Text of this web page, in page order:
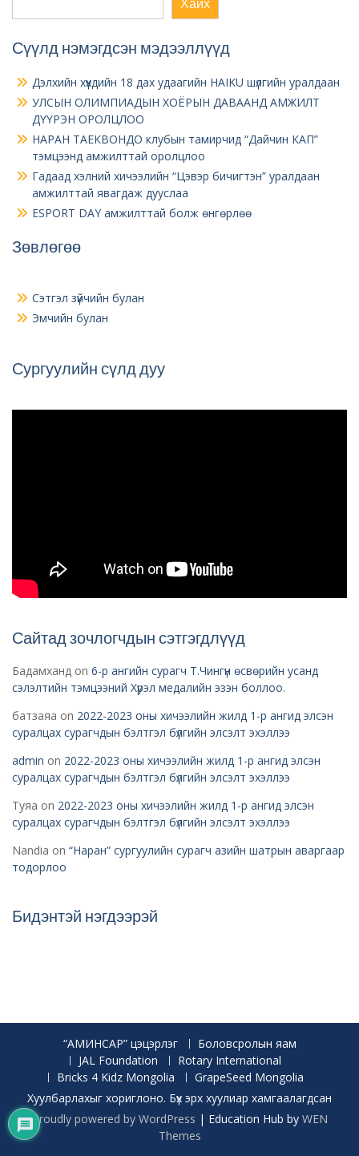
Хайх
Сүүлд нэмэгдсэн мэдээллүүд
Дэлхийн хүүхдийн 18 дах удаагийн HAIKU шүлгийн уралдаан
УЛСЫН ОЛИМПИАДЫН ХОЁРЫН ДАВААНД АМЖИЛТ
ДҮҮРЭН ОРОЛЦЛОО
НАРАН ТАЕКВОНДО клубын тамирчид “Дайчин КАП”
тэмцээнд амжилттай оролцлоо
Гадаад хэлний хичээлийн “Цэвэр бичигтэн” уралдаан
амжилттай явагдаж дууслаа
ESPORT DAY амжилттай болж өнгөрлөө
Зөвлөгөө
Сэтгэл зүйчийн булан
Эмчийн булан
Сургуулийн сүлд дуу
Сайтад зочлогчдын сэтгэгдлүүд
Бадамханд on 6-р ангийн сурагч Т.Чингүн өсвөрийн усанд
сэлэлтийн тэмцээний Хүрэл медалийн эзэн боллоо.
батзаяа on 2022-2023 оны хичээлийн жилд 1-р ангид элсэн
суралцах сурагчдын бэлтгэл бүлгийн элсэлт эхэллээ
admin on 2022-2023 оны хичээлийн жилд 1-р ангид элсэн
суралцах сурагчдын бэлтгэл бүлгийн элсэлт эхэллээ
Туяа on 2022-2023 оны хичээлийн жилд 1-р ангид элсэн
суралцах сурагчдын бэлтгэл бүлгийн элсэлт эхэллээ
Nandia on “Наран” сургуулийн сурагч азийн шатрын аваргаар
тодорлоо
Бидэнтэй нэгдээрэй
“АМИНСАР” цэцэрлэг
Боловсролын яам
JAL Foundation
Rotary International
Bricks 4 Kidz Mongolia
GrapeSeed Mongolia
Хуулбарлахыг хориглоно. Бүх эрх хуулиар хамгаалагдсан
Proudly powered by WordPress | Education Hub by WEN
Themes